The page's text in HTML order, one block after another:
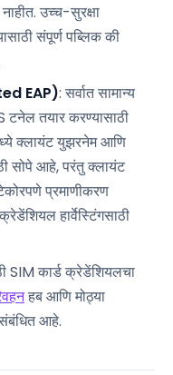
उच्च-सुरक्षा
संपूर्ण पब्लिक की
EAP): सर्वात सामान्य
टनेल तयार करण्यासाठी
क्लायंट युझरनेम आणि
सोपे आहे, परंतु क्लायंट
प्रमाणीकरण
हार्वेस्टिंगसाठी
SIM कार्ड क्रेडेंशियलचा
हब आणि मोठ्या
संबंधित आहे.